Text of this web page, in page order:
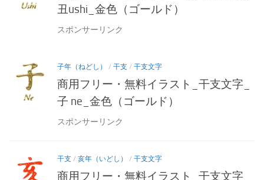
丑ushi_金色（ゴールド）
スポンサーリンク
子年（ねどし） / 干支 / 干支文字
商用フリー・無料イラスト_干支文字_
子 ne_金色（ゴールド）
スポンサーリンク
干支 / 亥年（いどし） / 干支文字
商用フリー・無料イラスト_干支文字_